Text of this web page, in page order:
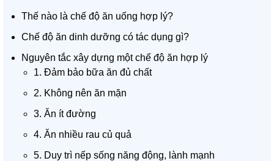
Thế nào là chế độ ăn uống hợp lý?
Chế độ ăn dinh dưỡng có tác dụng gì?
Nguyên tắc xây dựng một chế độ ăn hợp lý
1. Ðảm bảo bữa ăn đủ chất
2. Không nên ăn mặn
3. Ăn ít đường
4. Ăn nhiều rau củ quả
5. Duy trì nếp sống năng động, lành mạnh